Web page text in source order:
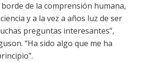
de la comprensión humana,
y a la vez a años luz de ser
preguntas interesantes”,
“Ha sido algo que me ha